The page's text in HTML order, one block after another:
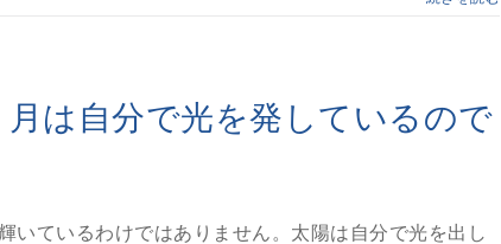
は自分で光を発しているので
いているわけではありません。太陽は自分で光を出し